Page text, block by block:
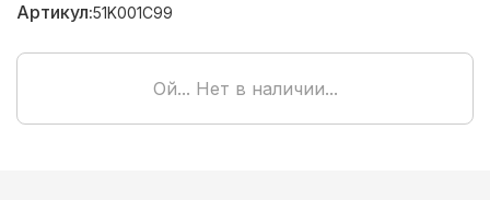
Артикул:51K001C99
Ой... Нет в наличии...